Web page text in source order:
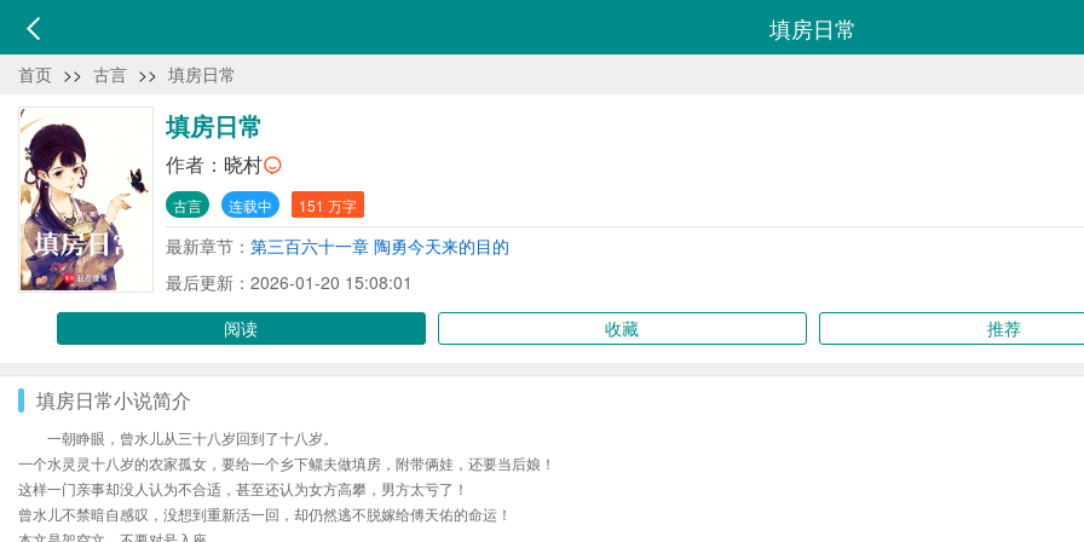
填房日常
首页 >> 古言 >> 填房日常
填房日常
作者： 晓村
古言 连载中 151 万字
最新章节： 第三百六十一章 陶勇今天来的目的
最后更新：2026-01-20 15:08:01
阅读
收藏 推荐
填房日常小说简介
一朝睁眼，曾水儿从三十八岁回到了十八岁。
一个水灵灵十八岁的农家孤女，要给一个乡下鳏夫做填房，附带俩娃，还要当后娘！
这样一门亲事却没人认为不合适，甚至还认为女方高攀，男方太亏了！
曾水儿不禁暗自感叹，没想到重新活一回，却仍然逃不脱嫁给傅天佑的命运！